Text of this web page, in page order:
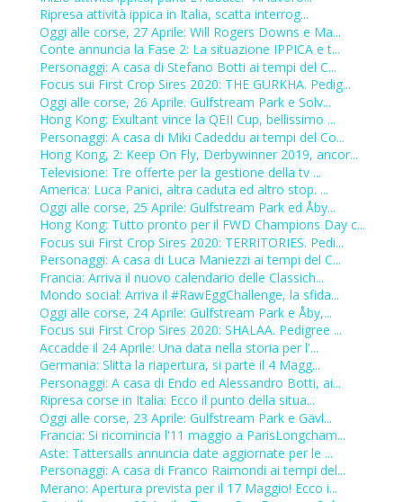
Ripresa attività ippica in Italia, scatta interrog...
Oggi alle corse, 27 Aprile: Will Rogers Downs e Ma...
Conte annuncia la Fase 2: La situazione IPPICA e t...
Personaggi: A casa di Stefano Botti ai tempi del C...
Focus sui First Crop Sires 2020: THE GURKHA. Pedig...
Oggi alle corse, 26 Aprile. Gulfstream Park e Solv...
Hong Kong: Exultant vince la QEII Cup, bellissimo ...
Personaggi: A casa di Miki Cadeddu ai tempi del Co...
Hong Kong, 2: Keep On Fly, Derbywinner 2019, ancor...
Televisione: Tre offerte per la gestione della tv ...
America: Luca Panici, altra caduta ed altro stop. ...
Oggi alle corse, 25 Aprile: Gulfstream Park ed Åby...
Hong Kong: Tutto pronto per il FWD Champions Day c...
Focus sui First Crop Sires 2020: TERRITORIES. Pedi...
Personaggi: A casa di Luca Maniezzi ai tempi del C...
Francia: Arriva il nuovo calendario delle Classich...
Mondo social: Arriva il #RawEggChallenge, la sfida...
Oggi alle corse, 24 Aprile: Gulfstream Park e Åby,...
Focus sui First Crop Sires 2020: SHALAA. Pedigree ...
Accadde il 24 Aprile: Una data nella storia per l'...
Germania: Slitta la riapertura, si parte il 4 Magg...
Personaggi: A casa di Endo ed Alessandro Botti, ai...
Ripresa corse in Italia: Ecco il punto della situa...
Oggi alle corse, 23 Aprile: Gulfstream Park e Gävl...
Francia: Si ricomincia l'11 maggio a ParisLongcham...
Aste: Tattersalls annuncia date aggiornate per le ...
Personaggi: A casa di Franco Raimondi ai tempi del...
Merano: Apertura prevista per il 17 Maggio! Ecco i...